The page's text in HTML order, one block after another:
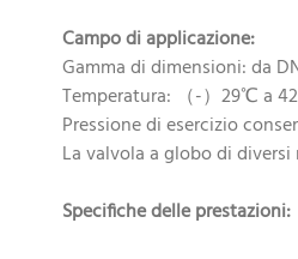
Campo di applicazione:
Gamma di dimensioni: da
Temperatura: （-）29℃ a
Pressione di esercizio
La valvola a globo di
Specifiche delle prestazioni: